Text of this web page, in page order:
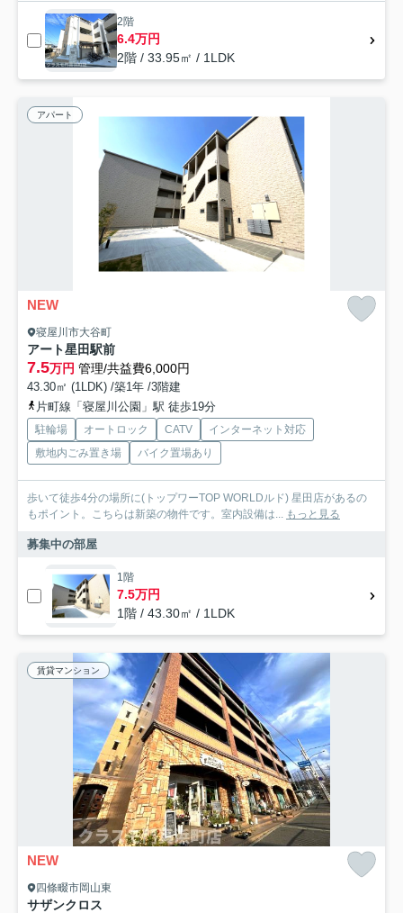
2階
6.4万円
2階 / 33.95㎡ / 1LDK
アパート
NEW
寝屋川市大谷町
アート星田駅前
7.5万円 管理/共益費6,000円
43.30㎡ (1LDK) /築1年 /3階建
片町線「寝屋川公園」駅 徒歩19分
駐輪場 オートロック CATV
インターネット対応
敷地内ごみ置き場
バイク置場あり
歩いて徒歩4分の場所に(トップワーTOP WORLDルド) 星田店があるの
もポイント。こちらは新築の物件です。室内設備は... もっと見る
募集中の部屋
1階
7.5万円
1階 / 43.30㎡ / 1LDK
賃貸マンション
NEW
四條畷市岡山東
サザンクロス